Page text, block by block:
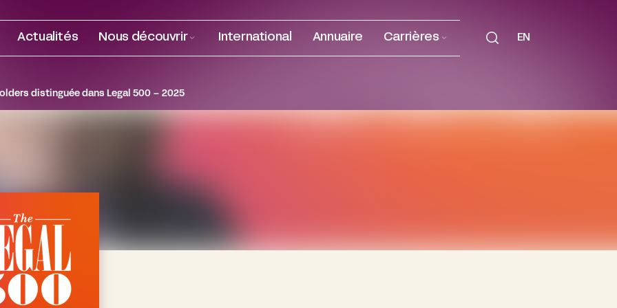
Actualités Nous découvrir International Annuaire Carrières EN
distinguée dans Legal 500 – 2025